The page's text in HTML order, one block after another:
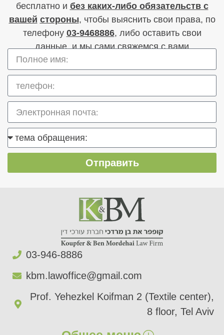
бесплатно и без каких-либо обязательств с
вашей стороны, чтобы выяснить свои права, по
телефону 03-9468886, либо оставить свои
данные, и мы сами свяжемся с вами
Отправить
03-946-8886​
kbm.lawoffice@gmail.com​
Prof. Yehezkel Koifman 2 (Textile center),
8 floor, Tel Aviv